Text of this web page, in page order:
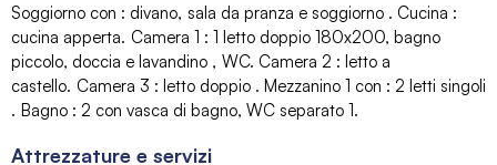
Soggiorno con : divano sala da pranza e soggiorno Cucina :
cucina apperta Camera 1 : 1 letto doppio 180x200 bagno
piccolo, doccia e lavandino
WC Camera 2 : letto a
castello Camera 3 : letto doppio Mezzanino 1 con : 2 letti singoli
Bagno : 2 con vasca di bagno WC separato 1
Attrezzature e servizi